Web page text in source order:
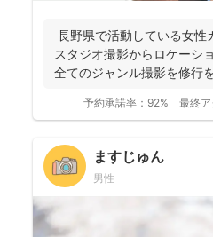
長野県で活動している女性
スタジオ撮影からロケーシ
全てのジャンル撮影を修行
予約承諾率： 92% 最終ア
ますじゅん
男性